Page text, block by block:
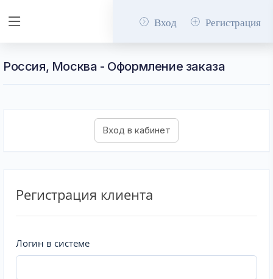
Вход Регистрация
Россия, Москва - Оформление заказа
Регистрация клиента
Логин в системе